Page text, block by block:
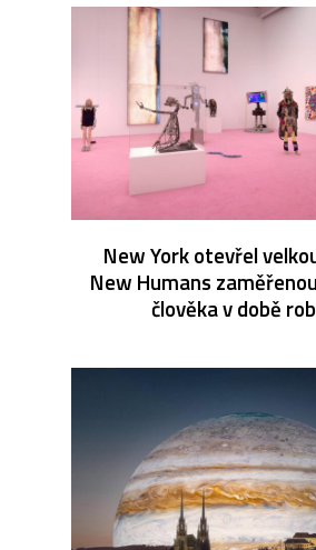
New York otevřel
New Humans
člověka v době